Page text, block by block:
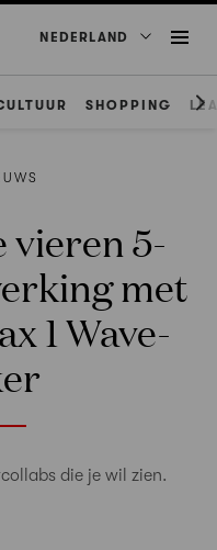
NEDERLAND
SHOPPING
vieren 5-
met
1 Wave-
die je wil zien.